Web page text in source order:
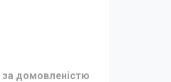
за домовленістю